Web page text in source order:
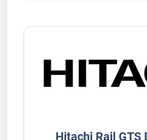
Hitachi Rail GTS